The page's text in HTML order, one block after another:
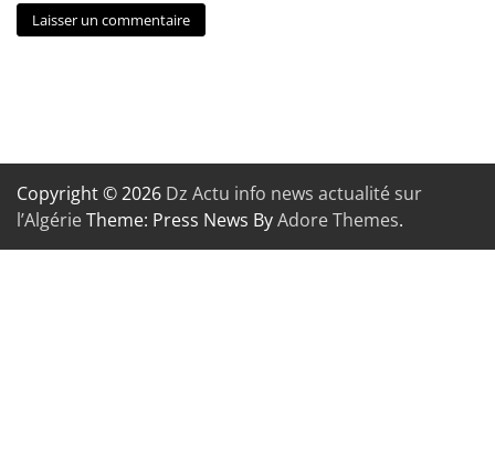
Copyright © 2026 Dz Actu info news actualité sur
l’AlgérieTheme: Press News ByAdore Themes.